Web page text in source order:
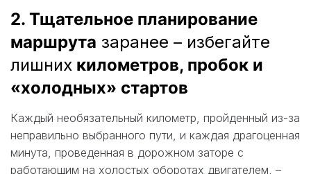
2. Тщательное планирование
маршрута заранее – избегайте
лишних километров, пробок и
«холодных» стартов
Каждый необязательный километр, пройденный из-за
неправильно выбранного пути, и каждая драгоценная
минута, проведенная в дорожном заторе с
работающим на холостых оборотах двигателем, –